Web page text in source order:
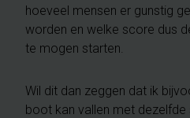
hoeveel mensen er gunstig
worden en welke score dus
te mogen starten.
Wil dit dan zeggen dat ik
boot kan vallen met